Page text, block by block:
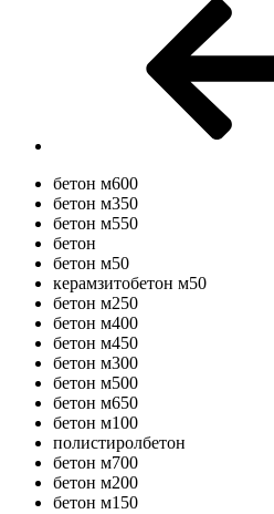
бетон м600
бетон м350
бетон м550
бетон
бетон м50
керамзитобетон м50
бетон м250
бетон м400
бетон м450
бетон м300
бетон м500
бетон м650
бетон м100
полистиролбетон
бетон м700
бетон м200
бетон м150